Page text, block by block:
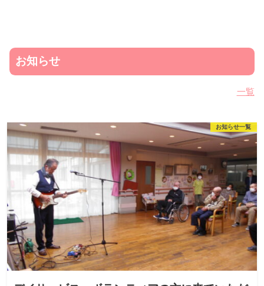
お知らせ
一覧
お知らせ一覧